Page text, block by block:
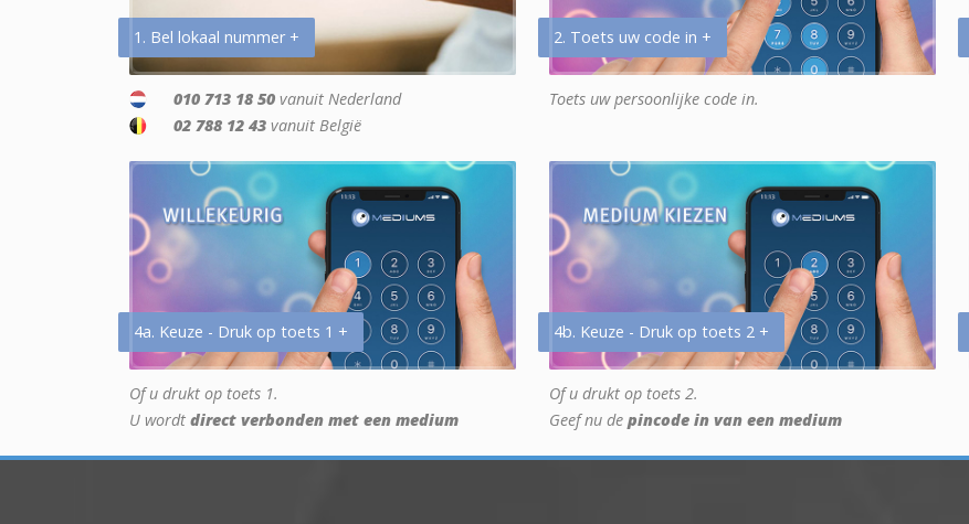
1. Bel lokaal nummer +
010 713 18 50 vanuit Nederland
02 788 12 43 vanuit België
2. Toets uw code in +
Toets uw persoonlijke code in.
4a. Keuze - Druk op toets 1 +
Of u drukt op toets 1.
U wordt direct verbonden met een medium
4b. Keuze - Druk op toets 2 +
Of u drukt op toets 2.
Geef nu de pincode in van een medium